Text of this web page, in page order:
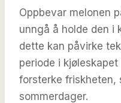
Oppbevar melonen
unngå å holde den i
dette kan påvirke
periode i
forsterke
sommerdager.